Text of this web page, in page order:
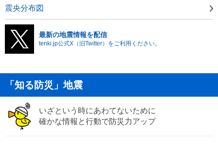
震央分布図
最新の地震情報を配信
tenki.jp公式X（旧Twitter）をご利用ください。
「知る防災」地震
いざという時にあわてないために
確かな情報と行動で防災力アップ